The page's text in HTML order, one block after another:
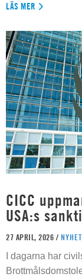
LÄS MER
CICC
USA:s
27 APRIL, 2026 /
I dagarna har